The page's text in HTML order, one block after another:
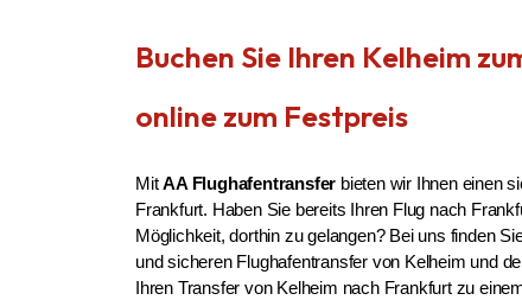
Buchen Sie Ihren Kelheim
online zum Festpreis
Mit AA Flughafentransfer bieten wir Ihnen einen
Frankfurt. Haben Sie bereits Ihren Flug nach
Möglichkeit, dorthin zu gelangen? Bei uns finden
und sicheren Flughafentransfer von Kelheim und
Ihren Transfer von Kelheim nach Frankfurt zu